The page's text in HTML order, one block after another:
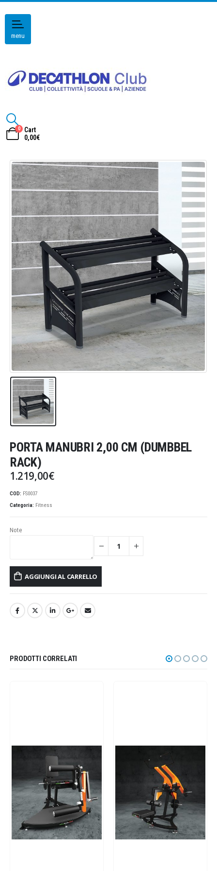
menu
0
Cart
0,00€
PORTA MANUBRI 2,00 CM (DUMBBEL
RACK)
1.219,00€
COD: FS0037
Categoria: Fitness
Note
AGGIUNGI AL CARRELLO
PRODOTTI CORRELATI